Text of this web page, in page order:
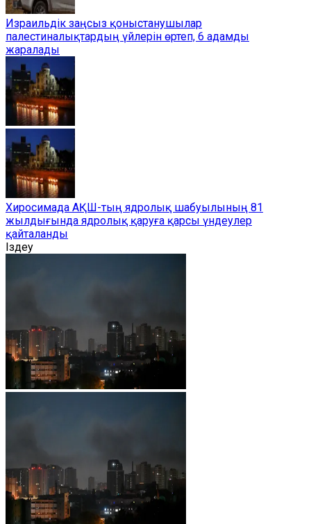
Израильдік заңсыз қоныстанушылар
палестиналықтардың үйлерін өртеп, 6 адамды
жаралады
Хиросимада АҚШ-тың ядролық шабуылының 81
жылдығында ядролық қаруға қарсы үндеулер
қайталанды
Іздеу